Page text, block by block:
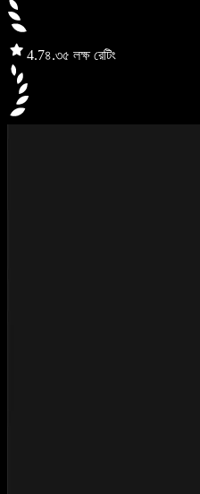
4.7৪.৩৫ লক্ষ রেটিং